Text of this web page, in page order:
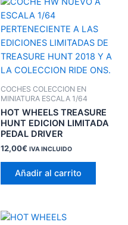
COCHES COLECCION EN
MINIATURA ESCALA 1/64
HOT WHEELS TREASURE
HUNT EDICION LIMITADA
PEDAL DRIVER
12,00€ IVA INCLUIDO
Añadir al carrito